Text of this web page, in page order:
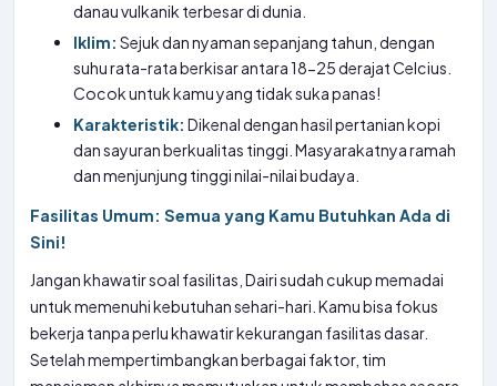
danau vulkanik terbesar di dunia.
Iklim: Sejuk dan nyaman sepanjang tahun, dengan
suhu rata-rata berkisar antara 18-25 derajat Celcius.
Cocok untuk kamu yang tidak suka panas!
Karakteristik: Dikenal dengan hasil pertanian kopi
dan sayuran berkualitas tinggi. Masyarakatnya ramah
dan menjunjung tinggi nilai-nilai budaya.
Fasilitas Umum: Semua yang Kamu Butuhkan Ada di
Sini!
Jangan khawatir soal fasilitas, Dairi sudah cukup memadai
untuk memenuhi kebutuhan sehari-hari. Kamu bisa fokus
bekerja tanpa perlu khawatir kekurangan fasilitas dasar.
Setelah mempertimbangkan berbagai faktor, tim